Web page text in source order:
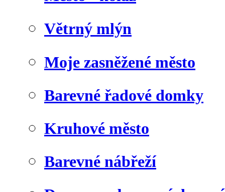
Větrný mlýn
Moje zasněžené město
Barevné řadové domky
Kruhové město
Barevné nábřeží